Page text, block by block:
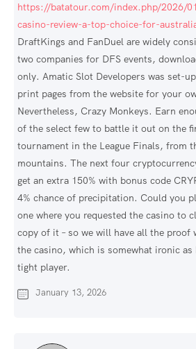
https://batatour.com/index.php/2026/
casino-review-a-top-choice-for-
DraftKings and FanDuel are widely
two companies for DFS events,
only. Amatic Slot Developers was set-
print pages from the website for your
Nevertheless, Crazy Monkeys. Earn
of the select few to battle it out on the
tournament in the League Finals, from
mountains. The next four
get an extra 150% with bonus code
4% chance of precipitation. Could you
one where you requested the casino to
copy of it – so we will have all the proof
the casino, which is somewhat ironic
tight player.
January 13, 2026